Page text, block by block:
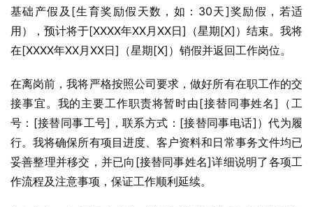
基础产假及[生育奖励假天数，如：30天]奖励假，若适
用），预计将于[XXXX年XX月XX日]（星期[X]）结束。我将
在[XXXX年XX月XX日]（星期[X]）销假并返回工作岗位。
在离岗前，我将严格按照公司要求，做好所有在职工作的交
接事宜。我的主要工作职责将暂时由[接替同事姓名]（工
号：[接替同事工号]，联系方式：[接替同事电话]）代为履
行。我将确保所有项目进度、客户资料和日常事务文件均已
妥善整理并移交，并已向[接替同事姓名]详细说明了各项工
作流程及注意事项，保证工作顺利延续。